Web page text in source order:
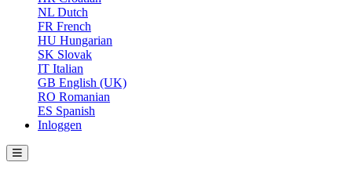
NL Dutch
FR French
HU Hungarian
SK Slovak
IT Italian
GB English (UK)
RO Romanian
ES Spanish
Inloggen